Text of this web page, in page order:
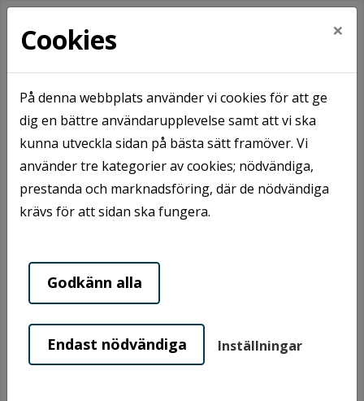
Mina sidor
Mobilt BankID Lösenord
Starta Mobilt BankID
Mobilt BankId på annan enhet
Cookies ×
På denna webbplats använder vi cookies för att ge
dig en bättre användarupplevelse samt att vi ska
kunna utveckla sidan på bästa sätt framöver. Vi
använder tre kategorier av cookies; nödvändiga,
prestanda och marknadsföring, där de nödvändiga
krävs för att sidan ska fungera.
Godkänn alla
Endast nödvändiga Inställningar